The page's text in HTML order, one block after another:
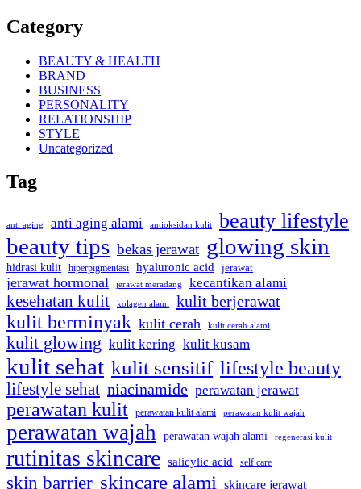
Category
BEAUTY & HEALTH
BRAND
BUSINESS
PERSONALITY
RELATIONSHIP
STYLE
Uncategorized
Tag
anti aging anti aging alami antioksidan kulit beauty lifestyle
beauty tips bekas jerawat glowing skin
hidrasi kulit hiperpigmentasi hyaluronic acid jerawat
jerawat hormonal jerawat meradang kecantikan alami
kesehatan kulit kolagen alami kulit berjerawat
kulit berminyak kulit cerah kulit cerah alami
kulit glowing kulit kering kulit kusam
kulit sehat kulit sensitif lifestyle beauty
lifestyle sehat niacinamide perawatan jerawat
perawatan kulit perawatan kulit alami perawatan kulit wajah
perawatan wajah perawatan wajah alami regenerasi kulit
rutinitas skincare salicylic acid self care
skin barrier skincare alami skincare jerawat